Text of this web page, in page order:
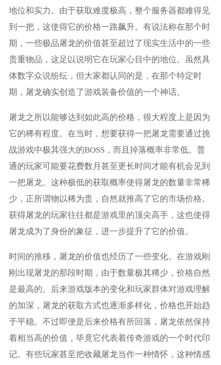
地位和实力。由于获取难度极高，整个服务器都难得见
到一把，这使得它的价格一路飙升。有说法称在那个时
期，一些极品屠龙的价值甚至超过了现实生活中的一些
贵重物品，这足以说明它在玩家心目中的地位。虽然具
体数字众说纷纭，但大家都认同的是，在那个特定时
期，屠龙确实创造了游戏装备价值的一个神话。
屠龙之所以能够达到如此高的价格，很大程度上是因为
它的稀有程度。在当时，想要获得一把屠龙需要通过挑
战游戏中极其强大的BOSS，而且掉落概率非常低。普
通的玩家可能要花费数月甚至更长时间才能有机会见到
一把屠龙。这种极低的获取概率使得屠龙的数量非常稀
少，正所谓物以稀为贵，自然就推高了它的市场价格。
获得屠龙的玩家往往都是游戏里的顶尖高手，这也使得
屠龙成为了身份的象征，进一步提升了它的价值。
时间的推移，屠龙的价值也经历了一些变化。在游戏刚
刚出现屠龙的那段时期，由于数量极其稀少，价格自然
是最高的。后来游戏版本的变化和玩家群体对游戏理解
的加深，屠龙的获取方式也逐渐多样化，价格也开始趋
于平稳。不过即便是后来价格有所回落，屠龙依然保持
着相当高的价值，毕竟它代表着传奇游戏的一个时代印
记。有些玩家甚至把收藏屠龙当作一种情怀，这种情感